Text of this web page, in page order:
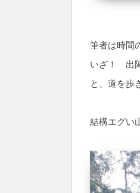
筆者は時間
いざ！ 出
と、道を歩
結構エグい